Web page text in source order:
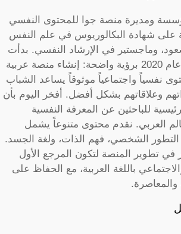
مؤسسة ومديرة منصة جوا للمحتوى النفسي
على شهادة البكالوريوس في علم النفس
وماجستير في الإرشاد النفسي. بدأت
رحلتي مع جوا في عام 2020 برؤية واضحة: إنشاء منصة عربية
نفسياً واجتماعياً موثوقاً يساعد الشباب
وعلاقاتهم بشكل أفضل. أفخر اليوم بأن
للباحثين عن المعرفة النفسية
العربي. نقدم محتوى متنوعاً يشمل
التطور الشخصي، فهم الذات، ولغة الجسد.
في تطوير المنصة لتكون المرجع الأول
باللغة العربية، مع الحفاظ على
والمعاصرة.